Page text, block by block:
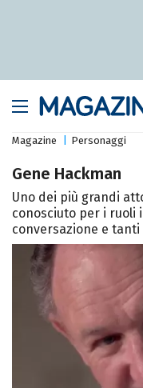
Magazine Personaggi
Gene Hackman
Uno dei più grandi
conosciuto per i ruoli
conversazione e